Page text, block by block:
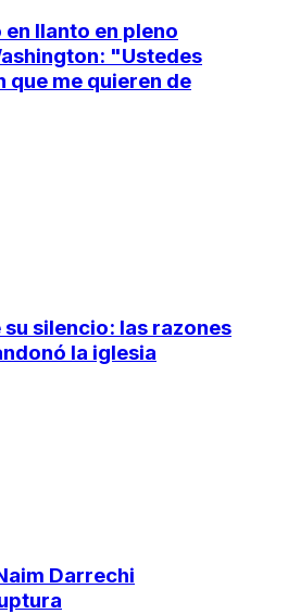
llanto en pleno
"Ustedes
que me quieren de
silencio: las razones
la iglesia
Darrechi